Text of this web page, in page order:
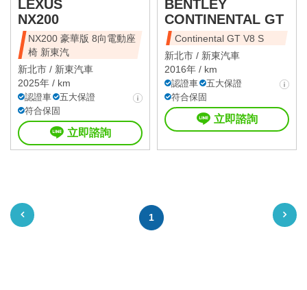
LEXUS
NX200
NX200 豪華版 8向電動座
椅 新東汽
新北市 / 新東汽車
2025年 / km
認證車
五大保證
符合保固
立即諮詢
BENTLEY
CONTINENTAL GT
Continental GT V8 S
新北市 / 新東汽車
2016年 / km
認證車
五大保證
符合保固
立即諮詢
1